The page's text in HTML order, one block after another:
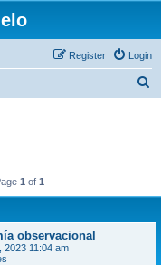
Login
Register
1 of 1
observacional
2023 11:04 am